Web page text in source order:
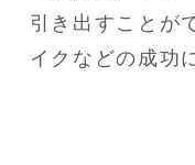
引き出すことが
イクなどの成功